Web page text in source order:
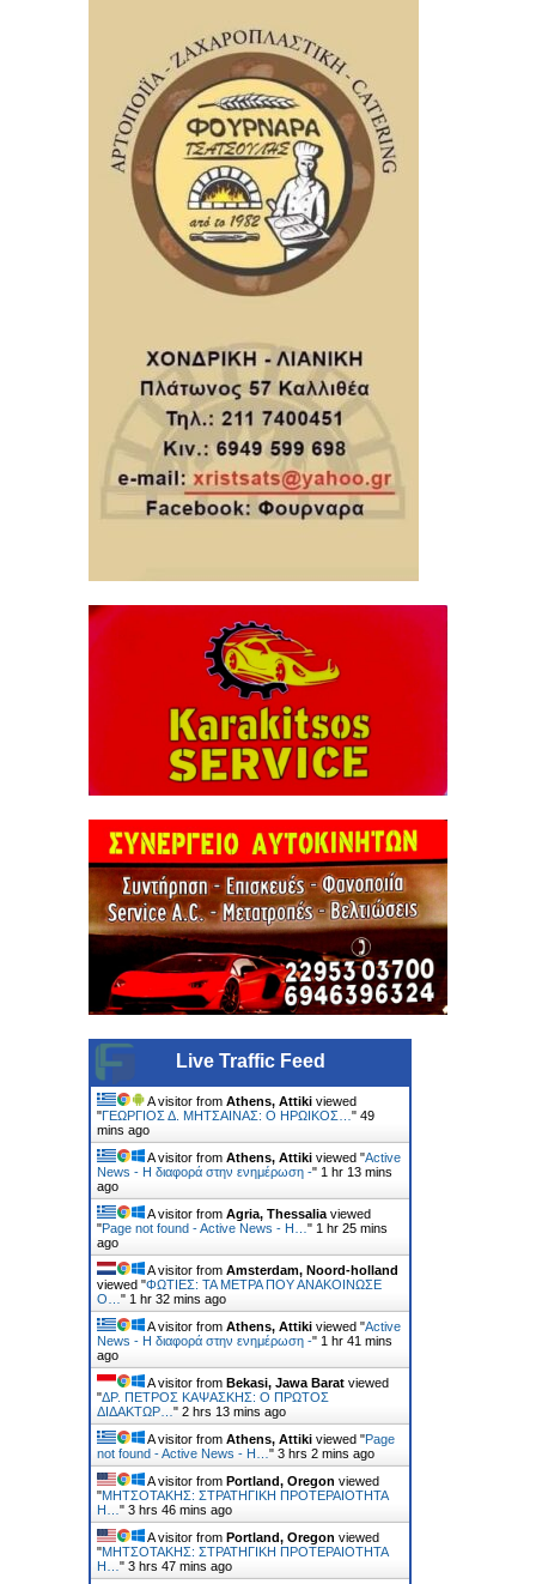
Live Traffic Feed
A visitor from Athens, Attiki viewed
"ΓΕΩΡΓΙΟΣ Δ. ΜΗΤΣΑΙΝΑΣ: Ο ΗΡΩΙΚΟΣ… " 49
mins ago
A visitor from Athens, Attiki viewed "Active
News - Η διαφορά στην ενημέρωση -" 1 hr 13 mins
ago
A visitor from Agria, Thessalia viewed
"Page not found - Active News - Η… " 1 hr 25 mins
ago
A visitor from Amsterdam, Noord-holland
viewed "ΦΩΤΙΕΣ: ΤΑ ΜΕΤΡΑ ΠΟΥ ΑΝΑΚΟΙΝΩΣΕ
Ο… " 1 hr 32 mins ago
A visitor from Athens, Attiki viewed "Active
News - Η διαφορά στην ενημέρωση -" 1 hr 41 mins
ago
A visitor from Bekasi, Jawa Barat viewed
"ΔΡ. ΠΕΤΡΟΣ ΚΑΨΑΣΚΗΣ: Ο ΠΡΩΤΟΣ
ΔΙΔΑΚΤΩΡ… " 2 hrs 13 mins ago
A visitor from Athens, Attiki viewed "Page
not found - Active News - Η… " 3 hrs 2 mins ago
A visitor from Portland, Oregon viewed
"ΜΗΤΣΟΤΑΚΗΣ: ΣΤΡΑΤΗΓΙΚΗ ΠΡΟΤΕΡΑΙΟΤΗΤΑ
Η… " 3 hrs 46 mins ago
A visitor from Portland, Oregon viewed
"ΜΗΤΣΟΤΑΚΗΣ: ΣΤΡΑΤΗΓΙΚΗ ΠΡΟΤΕΡΑΙΟΤΗΤΑ
Η… " 3 hrs 47 mins ago